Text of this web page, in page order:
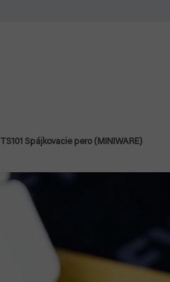
TS101 Spájkovacie pero (MINIWARE)